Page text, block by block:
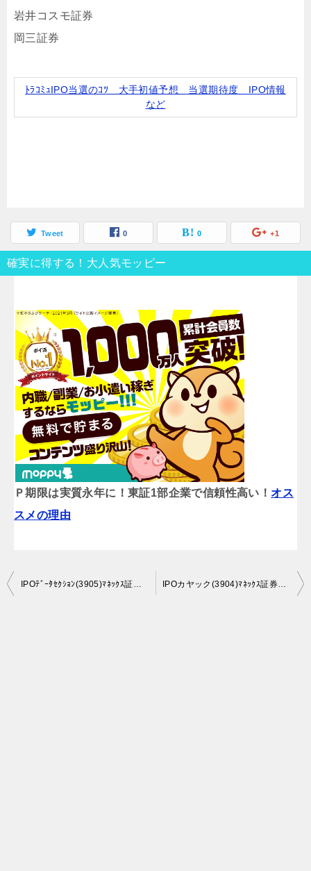
岩井コスモ証券
岡三証券
ﾄﾗｺﾐｭIPO当選のｺﾂ 大手初値予想 当選期待度 IPO情報
など
Tweet 0 0 +1
確実に得する！大人気モッピー
Ｐ期限は実質永年に！東証1部企業で信頼性高い！オス
スメの理由
投
IPOﾃﾞｰﾀｾｸｼｮﾝ(3905)ﾏﾈｯｸｽ証券副幹事！枚数多い。初値予想「騰がる」でしょう。当選出来そう IPOカヤック(3904)ﾏﾈｯｸｽ証券幹事。枚数多い。初値予想「騰がる」で決まり。